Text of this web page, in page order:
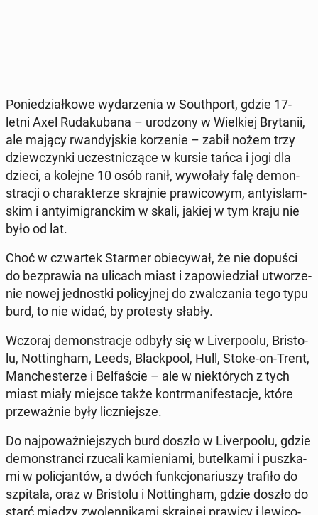
Po­nie­dział­ko­we wy­da­rze­nia w So­uth­port, gdzie 17-
letni Axel Ru­da­ku­ba­na – uro­dzo­ny w Wiel­kiej Bry­ta­nii,
ale mający rwan­dyj­skie ko­rze­nie – zabił nożem trzy
dziew­czyn­ki uczest­ni­czą­ce w kursie tańca i jogi dla
dzieci, a kolejne 10 osób ranił, wy­wo­ła­ły falę de­mon­
stra­cji o cha­rak­te­rze skraj­nie pra­wi­co­wym, an­ty­islam­
skim i an­ty­imi­granc­kim w skali, jakiej w tym kraju nie
było od lat.
Choć w czwar­tek Starmer obie­cy­wał, że nie dopuści
do bez­pra­wia na ulicach miast i za­po­wie­dział utwo­rze­
nie nowej jed­nost­ki po­li­cyj­nej do zwal­cza­nia tego typu
burd, to nie widać, by pro­te­sty słabły.
Wczoraj de­mon­stra­cje odbyły się w Li­ver­po­olu, Bri­sto­
lu, Not­tin­gham, Leeds, Black­po­ol, Hull, Stoke-on-Trent,
Man­che­ste­rze i Bel­fa­ście – ale w nie­któ­rych z tych
miast miały miejsce także kontr­ma­ni­fe­sta­cje, które
prze­waż­nie były licz­niej­sze.
Do naj­po­waż­niej­szych burd doszło w Li­ver­po­olu, gdzie
de­mon­stran­ci rzucali ka­mie­nia­mi, bu­tel­ka­mi i pusz­ka­
mi w po­li­cjan­tów, a dwóch funk­cjo­na­riu­szy trafiło do
szpi­ta­la, oraz w Bri­sto­lu i Not­tin­gham, gdzie doszło do